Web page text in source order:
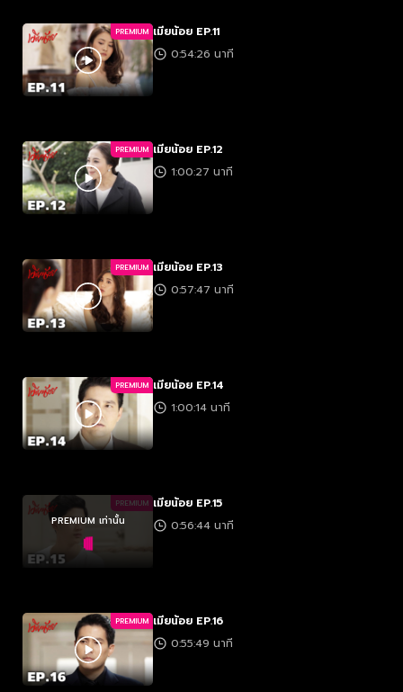
PREMIUM เมียน้อย EP.11
0:54:26 นาที
PREMIUM เมียน้อย EP.12
1:00:27 นาที
PREMIUM เมียน้อย EP.13
0:57:47 นาที
PREMIUM เมียน้อย EP.14
1:00:14 นาที
PREMIUM
PREMIUM เท่านั้น
เมียน้อย EP.15
0:56:44 นาที
PREMIUM เมียน้อย EP.16
0:55:49 นาที